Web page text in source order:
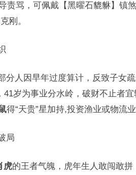
责骂，可佩戴【黑曜石貔貅】镇
刚。
分人因早年过度算计，反致子女
41岁为事业分水岭，破财不止者
得“天贵”星加持,投资渔业或物流业
局
虎的王者气魄，虎年生人敢闯敢拼